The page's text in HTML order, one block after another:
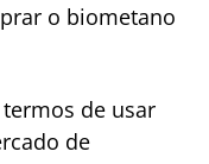
o biometano
de usar
de